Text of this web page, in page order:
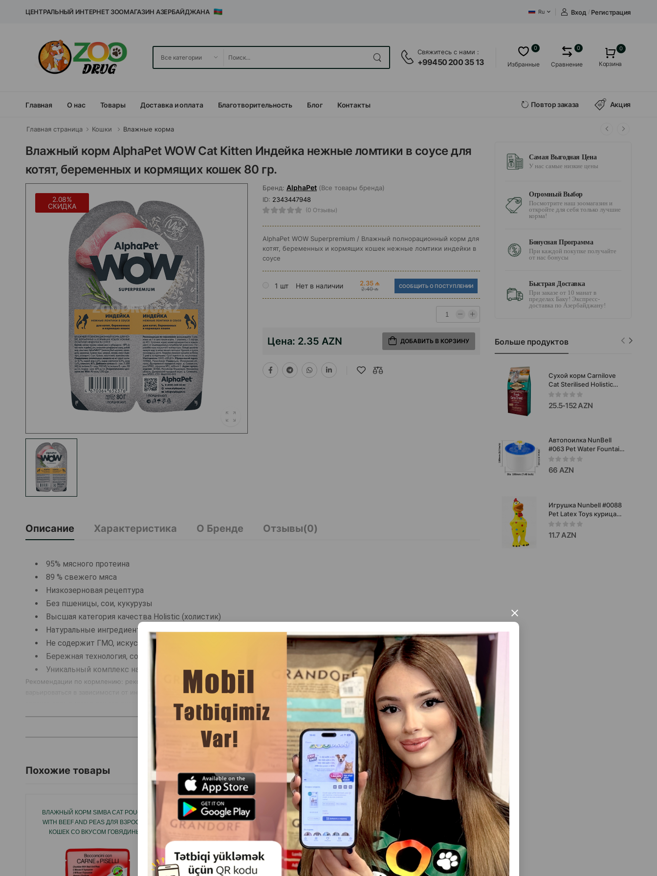
×
ЦЕНТРАЛЬНЫЙ ИНТЕРНЕТ ЗООМАГАЗИН АЗЕРБАЙДЖАНА Ru Вход / Регистрация
Свяжитесь с нами :
+99450 200 35 13 Избранные
0
Сравнение
0 0
Корзина
Главная О нас Товары Доставка и оплата Благотворительность Блог Контакты Повтор заказа Акция
Главная страница Кошки Влажные корма
Влажный корм AlphaPet WOW Cat Kitten Индейка нежные ломтики в соусе для
котят, беременных и кормящих кошек 80 гр.
2.08%
СКИДКА
Бренд: AlphaPet (Все товары бренда)
ID: 2343447948
(0 Отзывы)
AlphaPet WOW Superpremium / Влажный полнорационный корм для
котят, беременных и кормящих кошек нежные ломтики индейки в
соусе
1 шт Нет в наличии 2.35 ₼
2.40 ₼ СООБЩИТЬ О ПОСТУПЛЕНИИ
Цена: 2.35 AZN ДОБАВИТЬ В КОРЗИНУ
Описание Характеристика О Бренде Отзывы(0)
95% мясного протеина
89 % свежего мяса
Низкозерновая рецептура
Без пшеницы, сои, кукурузы
Высшая категория качества Holistiс (холистик)
Натуральные ингредиенты
Не содержит ГМО, искусственных красителей и ароматизаторов
Бережная технология, сохраняющая вкусовые и питательные свойства свежего мяса
Уникальный комплекс натуральных добавок AlphaPetBIO®
Рекомендации по кормлению: рекомендуется 1 упаковка на 1 кг веса кошки в день. 1 упаковка - 2 порции по 40 г. Суточная норма может
варьироваться в зависимости от индивидуальных потребностей животного. Подавайте корм комнатной температуры. Всегда держите
Похожие товары Смотреть Все
ВЛАЖНЫЙ КОРМ SIMBA CAT POUCHES
WITH BEEF AND PEAS ДЛЯ ВЗРОСЛЫХ
КОШЕК СО ВКУСОМ ГОВЯДИНЫ И
ВЛАЖНЫЙ КОРМ PURINA PROPLAN
ADULT CAT GRAVY BEEF ДЛЯ ВЗРОСЛЫХ
КОШЕК С ЧУВСТВИТЕЛЬНЫМ
ПИЩЕВАРЕНИЕМ СО ВКУСОМ
ГОВЯДИНЫ В ЖЕЛЕ 85 ГР #6916.
ВЛАЖНЫЙ КОНСЕРВИРОВАННЫЙ КОРМ
PREVITAL KITTEN MOUSSE WITH VEAL
ДЛЯ КОТЯТ, МУСС С ТЕЛЯТИНОЙ 85 Г
ВЛАЖНЫЙ КОРМ FELIX ДЛЯ ВЗРОСЛЫХ
КОШЕК СО ВКУСОМ КРОЛИКА В ЖЕЛЕ 75
Самая Выгодная Цена
У нас самые низкие цены
Огромный Выбор
Посмотрите наш зоомагазин и
откройте для себя только лучшие
корма!
Бонусная Программа
При каждой покупке получайте
от нас бонусы
Быстрая Доставка
При заказе от 10 манат в
пределах Баку! Экспресс-
доставка по Азербайджану!
Больше продуктов
Сухой корм Carnilove
Cat Sterilised Holistic
Fresh Carp&Trout Adult
для взрослых
стерилизованных
форелью.
25.5-152 AZN
Автопоилка NunBell
#063 Pet Water Fountain
питьевой фонтанчик
для животных. Цвет:
Бело-синий. Форма:
66 AZN
Игрушка Nunbell #0088
Pet Latex Toys курица
для собак. Цвет:
жёлтый с
разноцветными
11.7 AZN